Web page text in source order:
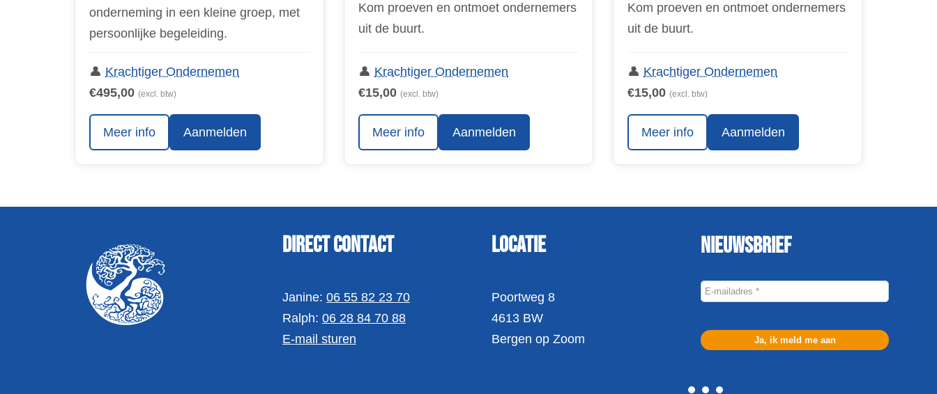
onderneming in een kleine groep, met
persoonlijke begeleiding.
👤 Krachtiger Ondernemen
€495,00 (excl. btw)
Meer info Aanmelden
Kom proeven en ontmoet ondernemers
uit de buurt.
👤 Krachtiger Ondernemen
€15,00 (excl. btw)
Meer info Aanmelden
Kom proeven en ontmoet ondernemers
uit de buurt.
👤 Krachtiger Ondernemen
€15,00 (excl. btw)
Meer info Aanmelden
Direct contact
Janine: 06 55 82 23 70
Ralph: 06 28 84 70 88
E-mail sturen
Locatie
Poortweg 8
4613 BW
Bergen op Zoom
Nieuwsbrief